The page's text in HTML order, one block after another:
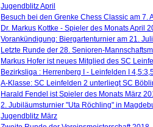
Jugendblitz April
Besuch bei den Grenke Chess Classic am 7.
Dr. Markus Kottke - Spieler des Monats April
Vorankündigung: Biergartenturnier am 21.
Letzte Runde der 28. Senioren-
Markus Hofer ist neues Mitglied des SC
Bezirksliga : Herrenberg I - Leinfelden I
A-Klasse: SC Leinfelden 2 unterliegt SC
Harald Fendel ist Spieler des Monats März
2. Jubiläumsturnier "Uta Röchling" in
Jugendblitz März